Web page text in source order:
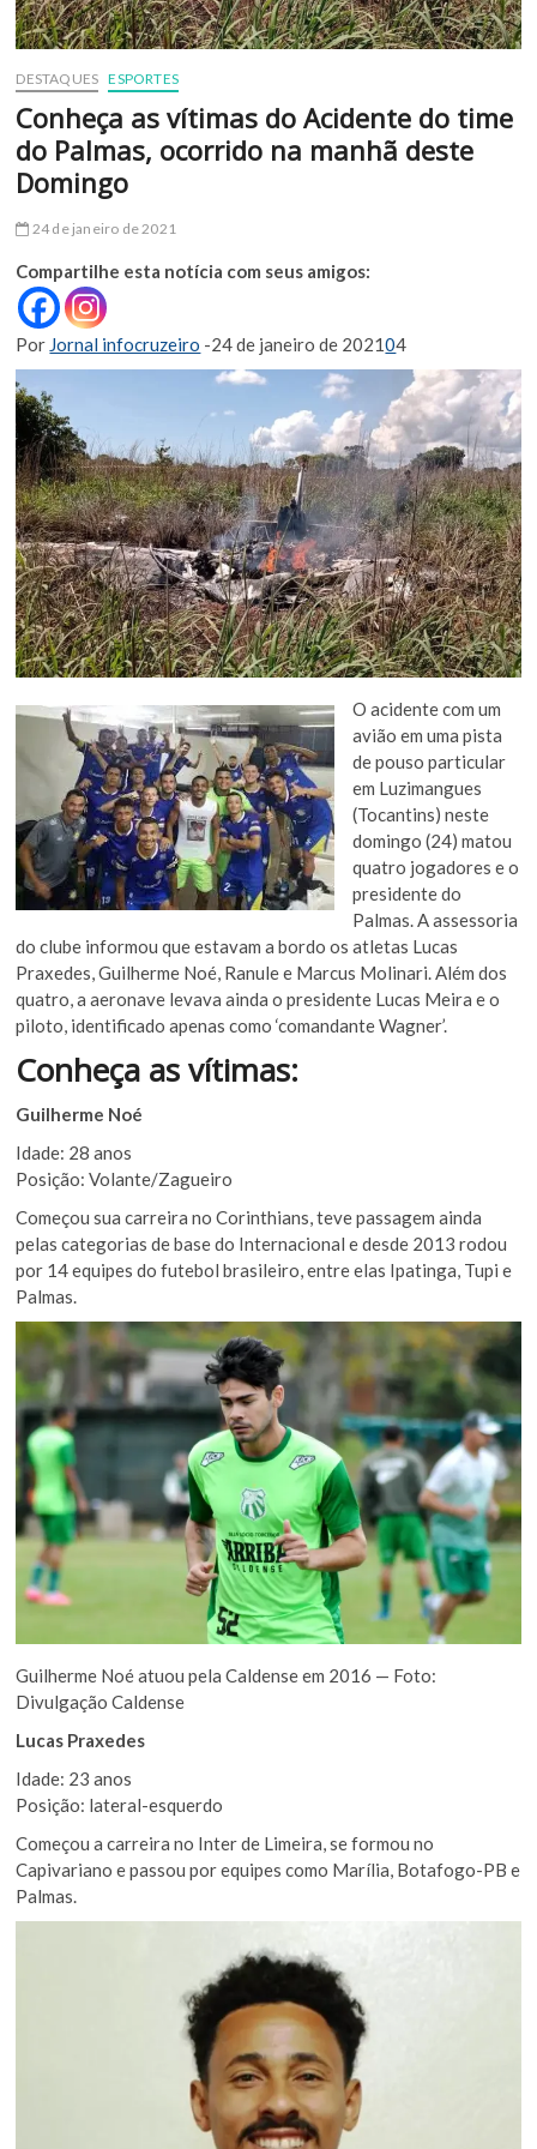
DESTAQUES ESPORTES
Conheça as vítimas do Acidente do time
do Palmas, ocorrido na manhã deste
Domingo
24 de janeiro de 2021
Compartilhe esta notícia com seus amigos:
Por Jornal infocruzeiro -24 de janeiro de 202104
O acidente com um
avião em uma pista
de pouso particular
em Luzimangues
(Tocantins) neste
domingo (24) matou
quatro jogadores e o
presidente do
Palmas. A assessoria
do clube informou que estavam a bordo os atletas Lucas
Praxedes, Guilherme Noé, Ranule e Marcus Molinari. Além dos
quatro, a aeronave levava ainda o presidente Lucas Meira e o
piloto, identificado apenas como ‘comandante Wagner’.
Conheça as vítimas:
Guilherme Noé
Idade: 28 anos
Posição: Volante/Zagueiro
Começou sua carreira no Corinthians, teve passagem ainda
pelas categorias de base do Internacional e desde 2013 rodou
por 14 equipes do futebol brasileiro, entre elas Ipatinga, Tupi e
Palmas.
Guilherme Noé atuou pela Caldense em 2016 — Foto:
Divulgação Caldense
Lucas Praxedes
Idade: 23 anos
Posição: lateral-esquerdo
Começou a carreira no Inter de Limeira, se formou no
Capivariano e passou por equipes como Marília, Botafogo-PB e
Palmas.